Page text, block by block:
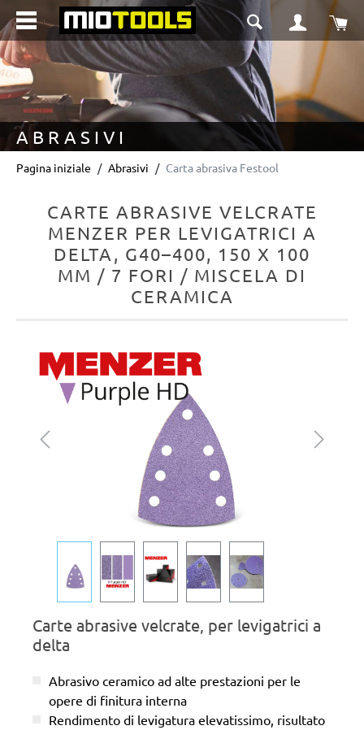
principale Il
ABRASIVI
Pagina iniziale Abrasivi Carta abrasiva Festool
CARTE ABRASIVE VELCRATE
MENZER PER LEVIGATRICI A
DELTA, G40–400, 150 X 100
MM / 7 FORI / MISCELA DI
CERAMICA
Salta la galleria di immagini
Carte abrasive velcrate, per levigatrici a
delta
Abrasivo ceramico ad alte prestazioni per le
opere di finitura interna
Rendimento di levigatura elevatissimo, risultato